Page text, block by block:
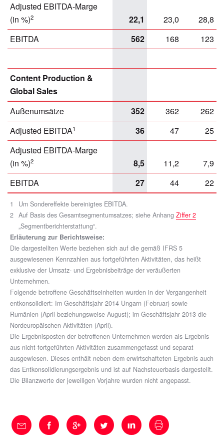
1
Um Sondereffekte bereinigtes EBITDA.
2 Auf Basis des Gesamtsegmentumsatzes; siehe Anhang Ziffer 2
„Segmentberichterstattung“.
Erläuterung zur Berichtsweise:
Die dargestellten Werte beziehen sich auf die gemäß IFRS 5
ausgewiesenen Kennzahlen aus fortgeführten Aktivitäten, das heißt
exklusive der Umsatz- und Ergebnisbeiträge der veräußerten
Unternehmen.
Folgende betroffene Geschäftseinheiten wurden in der Vergangenheit
entkonsolidiert: Im Geschäftsjahr 2014 Ungarn (Februar) sowie
Rumänien (April beziehungsweise August); im Geschäftsjahr 2013 die
Nordeuropäischen Aktivitäten (April).
Die Ergebnisposten der betroffenen Unternehmen werden als Ergebnis
aus nicht-fortgeführten Aktivitäten zusammengefasst und separat
ausgewiesen. Dieses enthält neben dem erwirtschafteten Ergebnis auch
das Entkonsolidierungsergebnis und ist auf Nachsteuerbasis dargestellt.
Die Bilanzwerte der jeweiligen Vorjahre wurden nicht angepasst.
Adjusted EBITDA-Marge
(in %)2 22,1 23,0
28,8
EBITDA
562 168 123
Content Production &
Global Sales
Außenumsätze
352 362
262
Adjusted EBITDA1 36 47
25
Adjusted EBITDA-Marge
(in %)2 8,5 11,2
7,9
EBITDA
27 44 22